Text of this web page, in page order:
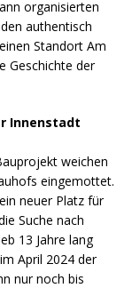
organisierten
authentisch
Standort Am
Geschichte der
Innenstadt
weichen
eingemottet.
neuer Platz für
Suche nach
13 Jahre lang
April 2024 der
nur noch bis